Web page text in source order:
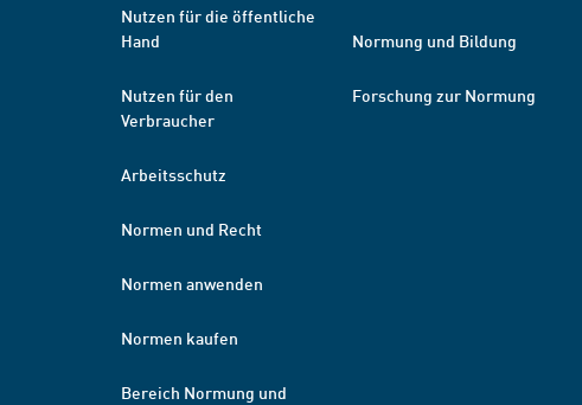
Nutzen für die öffentliche
Hand
Nutzen für den
Verbraucher
Arbeitsschutz
Normen und Recht
Normen anwenden
Normen kaufen
Bereich Normung und
Normung und Bildung
Forschung zur Normung